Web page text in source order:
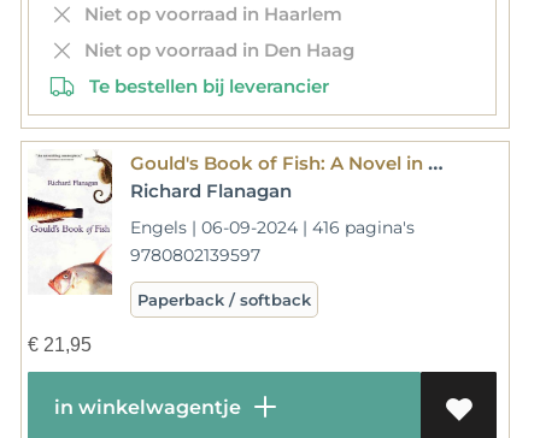
Niet op voorraad in Haarlem
Niet op voorraad in Den Haag
Te bestellen bij leverancier
Gould's Book of Fish: A Novel in 12 Fish
Richard Flanagan
Engels | 06-09-2024 | 416 pagina's
9780802139597
Paperback / softback
€21,95
in winkelwagentje